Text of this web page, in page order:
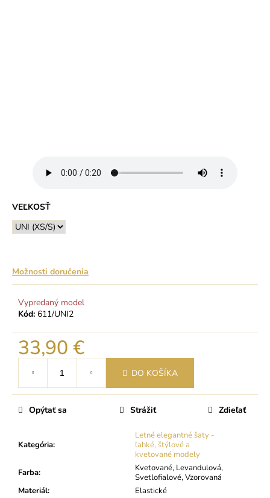
VEĽKOSŤ
Možnosti doručenia
Vypredaný model
Kód: 611/UNI2
33,90 €
cena:
DO KOŠÍKA
Kategória:
Letné elegantné šaty -
ľahké, štýlové a
kvetované modely
Farba:
Kvetované, Levandulová,
Svetlofialové, Vzorovaná
Materiál:
Elastické
Opýtať sa Strážiť Zdieľať